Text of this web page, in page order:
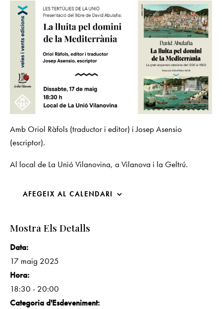
Amb Oriol Ràfols (traductor i editor) i Josep Asensio
(escriptor).
Al local de La Unió Vilanovina, a Vilanova i la Geltrú.
AFEGEIX AL CALENDARI
Mostra Els Detalls
Data:
17 maig 2025
Hora:
18:30 - 20:00
Categoria d'Esdeveniment: